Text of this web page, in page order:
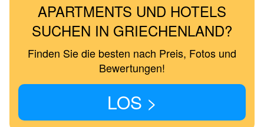
APARTMENTS UND HOTELS
SUCHEN IN GRIECHENLAND?
Finden Sie die besten nach Preis, Fotos und
Bewertungen!
LOS >